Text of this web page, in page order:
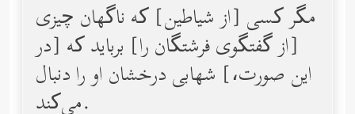
مگر کسی [از شیاطین] که ناگهان چیزی
[از گفتگوی فرشتگان را] برباید که [در
این صورت،] شهابی درخشان او را دنبال
می‌کند.